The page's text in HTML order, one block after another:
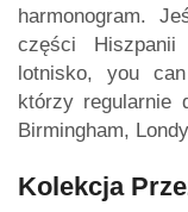
harmonogram.
części
lotnisko, you
którzy regularnie
Birmingham,
Kolekcja